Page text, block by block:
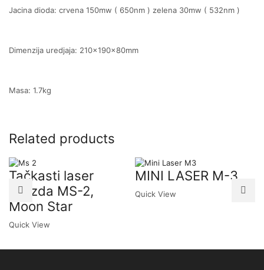
Jacina dioda: crvena 150mw ( 650nm ) zelena 30mw ( 532nm )
Dimenzija uredjaja: 210x190x80mm
Masa: 1.7kg
Related products
Tačkasti laser
zvezda MS-2,
Moon Star
Quick View
MINI LASER M-3
Quick View